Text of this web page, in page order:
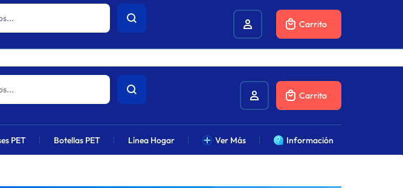
debido al alza en combustibles.
Carrito
PET Botellas PET Línea Hogar Ver Más Información
Carrito